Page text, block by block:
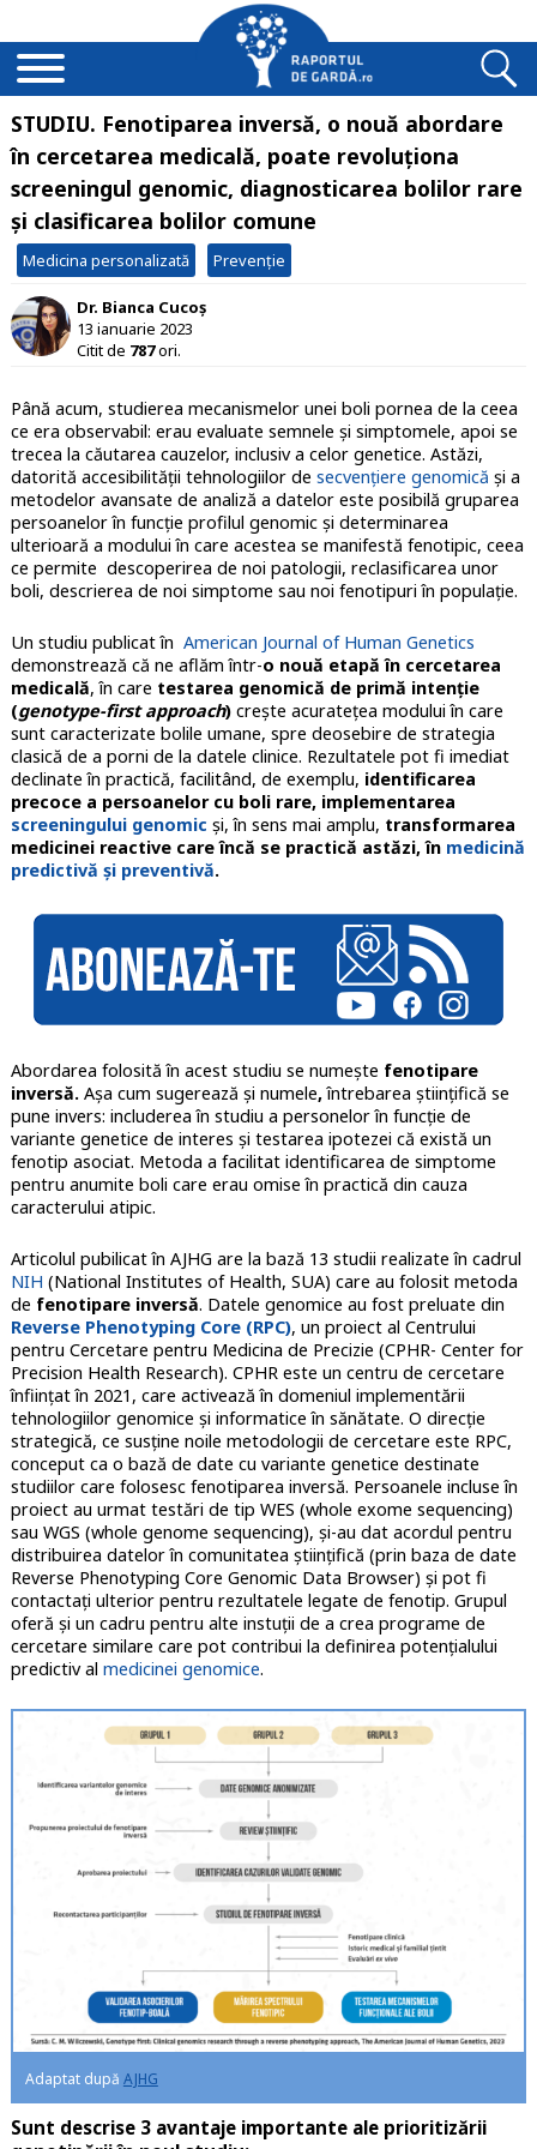
STUDIU. Fenotiparea inversă, o nouă abordare
în cercetarea medicală, poate revoluționa
screeningul genomic, diagnosticarea bolilor rare
și clasificarea bolilor comune
Medicina personalizată Prevenție
Dr. Bianca Cucoș
13 ianuarie 2023
Citit de 787ori.
Până acum, studierea mecanismelor unei boli pornea de la ceea
ce era observabil: erau evaluate semnele și simptomele, apoi se
trecea la căutarea cauzelor, inclusiv a celor genetice. Astăzi,
datorită accesibilității tehnologiilor de secvențiere genomică și a
metodelor avansate de analiză a datelor este posibilă gruparea
persoanelor în funcție profilul genomic și determinarea
ulterioară a modului în care acestea se manifestă fenotipic, ceea
ce permite descoperirea de noi patologii, reclasificarea unor
boli, descrierea de noi simptome sau noi fenotipuri în populație.
Un studiu publicat în American Journal of Human Genetics
demonstrează că ne aflăm într-o nouă etapă în cercetarea
medicală, în care testarea genomică de primă intenție
(genotype-first approach)crește acuratețea modului în care
sunt caracterizate bolile umane, spre deosebire de strategia
clasică de a porni de la datele clinice. Rezultatele pot fi imediat
declinate în practică, facilitând, de exemplu, identificarea
precoce a persoanelor cu boli rare, implementarea
screeningului genomic și, în sens mai amplu, transformarea
medicinei reactive care încă se practică astăzi, în medicină
predictivă și preventivă.
Abordarea folosită în acest studiu se numește fenotipare
inversă. Așa cum sugerează și numele,întrebarea științifică se
pune invers: includerea în studiu a personelor în funcție de
variante genetice de interes și testarea ipotezei că există un
fenotip asociat. Metoda a facilitat identificarea de simptome
pentru anumite boli care erau omise în practică din cauza
caracterului atipic.
Articolul pubilicat în AJHG are la bază 13 studii realizate în cadrul
NIH (National Institutes of Health, SUA) care au folosit metoda
de fenotipare inversă. Datele genomice au fost preluate din
Reverse Phenotyping Core (RPC), un proiect al Centrului
pentru Cercetare pentru Medicina de Precizie (CPHR- Center for
Precision Health Research). CPHR este un centru de cercetare
înființat în 2021, care activează în domeniul implementării
tehnologiilor genomice și informatice în sănătate. O direcție
strategică, ce susține noile metodologii de cercetare este RPC,
conceput ca o bază de date cu variante genetice destinate
studiilor care folosesc fenotiparea inversă. Persoanele incluse în
proiect au urmat testări de tip WES (whole exome sequencing)
sau WGS (whole genome sequencing), și-au dat acordul pentru
distribuirea datelor în comunitatea științifică (prin baza de date
Reverse Phenotyping Core Genomic Data Browser) și pot fi
contactați ulterior pentru rezultatele legate de fenotip. Grupul
oferă și un cadru pentru alte instuții de a crea programe de
cercetare similare care pot contribui la definirea potențialului
predictiv al medicinei genomice.
Adaptat după AJHG
Sunt descrise 3 avantaje importante ale prioritizării